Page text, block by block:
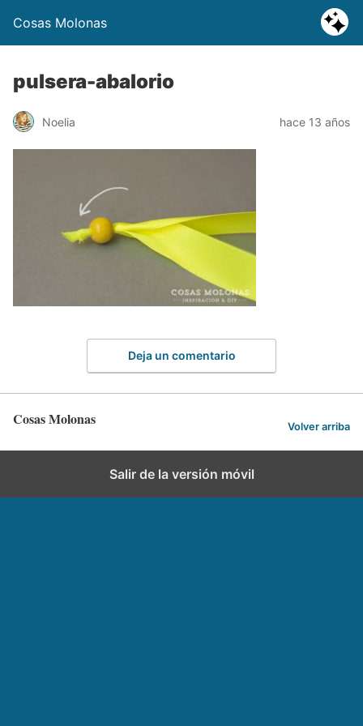
Cosas Molonas
pulsera-abalorio
Noelia hace 13 años
Deja un comentario
Cosas Molonas Volver arriba
Salir de la versión móvil